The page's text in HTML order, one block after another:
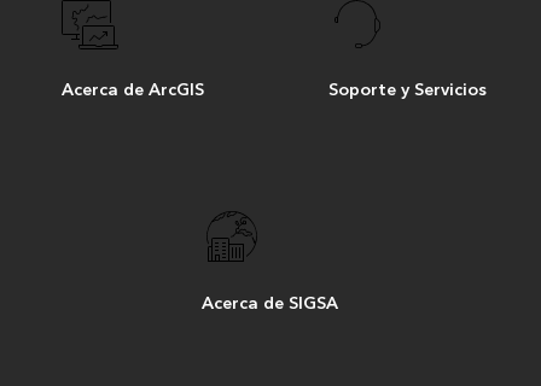
Acerca de ArcGIS Soporte y Servicios
Acerca de SIGSA